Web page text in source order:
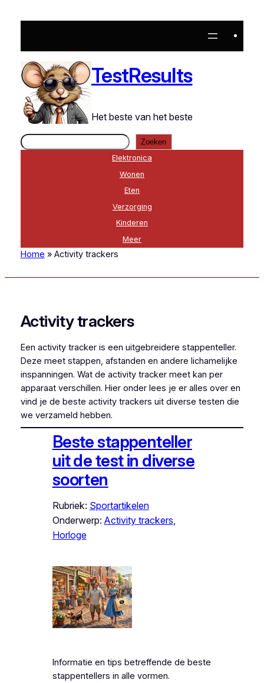
TestResults
Het beste van het beste
Zoeken
Zoeken
Elektronica
Wonen
Eten
Verzorging
Kinderen
Meer
Home »Activity trackers
Activity trackers
Een activity tracker is een uitgebreidere stappenteller.
Deze meet stappen, afstanden en andere lichamelijke
inspanningen. Wat de activity tracker meet kan per
apparaat verschillen. Hier onder lees je er alles over en
vind je de beste activity trackers uit diverse testen die
we verzameld hebben.
Beste stappenteller
uit de test in diverse
soorten
Rubriek: Sportartikelen
Onderwerp: Activity trackers
Horloge
Informatie en tips betreffende de beste
stappentellers in alle vormen.